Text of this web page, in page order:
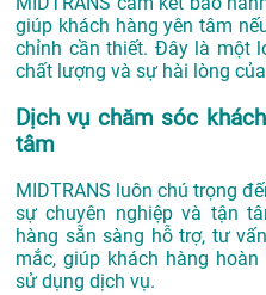
giúp khách hàng yên tâm
chỉnh cần thiết. Đây là một
chất lượng và sự hài lòng
Dịch vụ chăm sóc
tâm
MIDTRANS luôn chú trọng
sự chuyên nghiệp và tận
hàng sẵn sàng hỗ trợ, tư
mắc, giúp khách hàng
sử dụng dịch vụ.